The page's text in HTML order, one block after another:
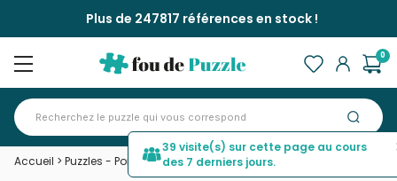
Plus de 247817 références en stock !
0
Accueil > Puzzles - Ponts>TERRIB'LE MANS
39 visite(s) sur cette page au cours
des 7 derniers jours.